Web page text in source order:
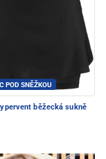
POD SNĚŽKOU
běžecká sukně